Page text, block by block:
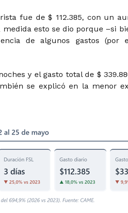
fue de $ 112.385, con un
esto se dio porque –si
de algunos gastos (por
y el gasto total de $
se explicó en la menor